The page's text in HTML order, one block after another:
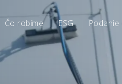
Čo robíme ESG Podanie